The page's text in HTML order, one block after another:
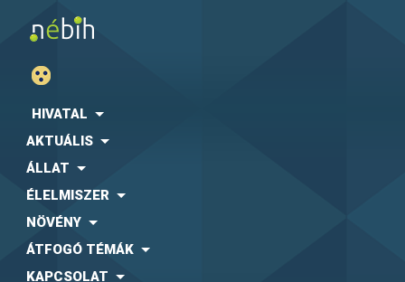
HIVATAL
AKTUÁLIS
ÁLLAT
ÉLELMISZER
NÖVÉNY
ÁTFOGÓ TÉMÁK
KAPCSOLAT